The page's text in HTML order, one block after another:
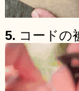
5. コードの